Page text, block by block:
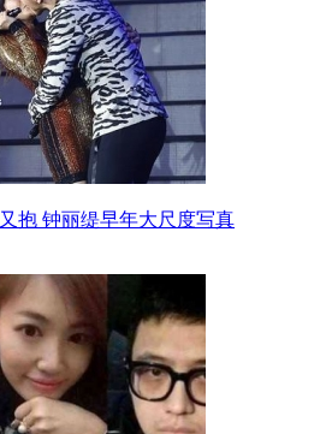
抱 钟丽缇早年大尺度写真